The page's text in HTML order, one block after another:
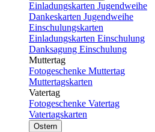
Einladungskarten Jugendweihe
Dankeskarten Jugendweihe
Einschulungskarten
Einladungskarten Einschulung
Danksagung Einschulung
Muttertag
Fotogeschenke Muttertag
Muttertagskarten
Vatertag
Fotogeschenke Vatertag
Vatertagskarten
Ostern